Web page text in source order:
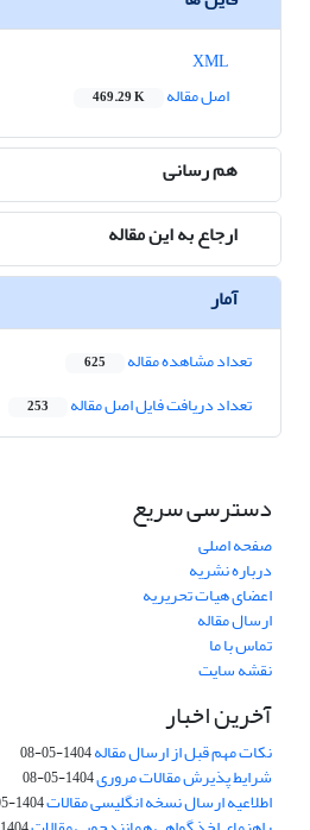
اصل مقاله
469.29 K
هم رسانی
ارجاع به این مقاله
آمار
تعداد مشاهده مقاله 625
تعداد دریافت فایل اصل مقاله 253
دسترسی سریع
صفحه اصلی
درباره نشریه
اعضای هیات تحریریه
ارسال مقاله
تماس با ما
نقشه سایت
آخرین اخبار
نکات مهم قبل از ارسال مقاله1404-05-08
شرایط پذیرش مقالات مروری1404-05-08
اطلاعیه ارسال نسخه انگلیسی مقالات1404-05-08